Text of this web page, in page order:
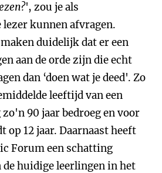
', zou je als
kunnen afvragen.
duidelijk dat er een
aan de orde zijn die echt
dan ‘doen wat je deed'. Zo
leeftijd van een
90 jaar bedroeg en voor
op 12 jaar. Daarnaast heeft
Forum een schatting
de huidige leerlingen in het